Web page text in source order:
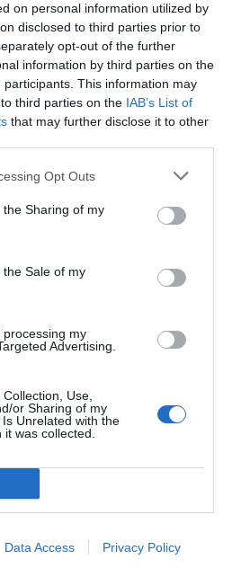
on personal information utilized by
disclosed to third parties prior to
opt-out of the further
information by third parties on the
participants. This information may
third parties on the IAB’s List of
that may further disclose it to other
Opt Outs
Sharing of my
Sale of my
my
Advertising.
Use,
or Sharing of my
Unrelated with the
was collected.
Data Access Privacy Policy
για να διατηρήσετε το
καινούριο
ΟΑΚΑ για τους θρύλους της
και έγκυρη οικονομική
στο
απορρήτου